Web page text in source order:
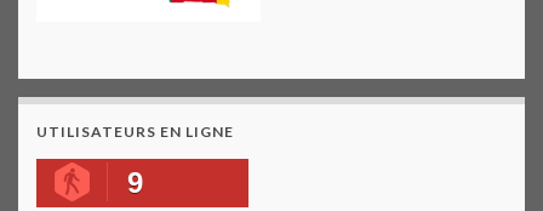
UTILISATEURS EN LIGNE
9